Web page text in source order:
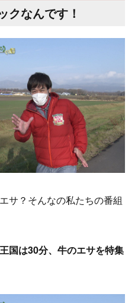
クなんです！
サ？そんなの私たちの番組
国は30分、牛のエサを特集